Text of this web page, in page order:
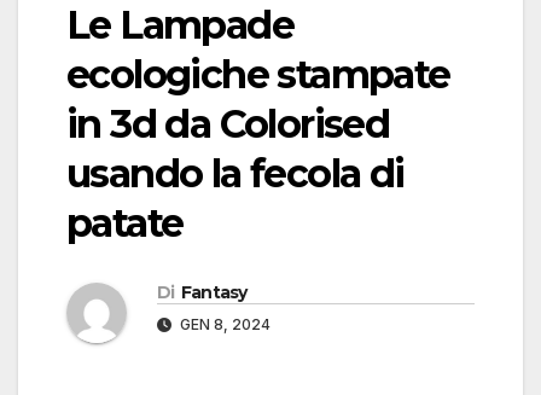
Le Lampade
ecologiche stampate
in 3d da Colorised
usando la fecola di
patate
Di Fantasy
GEN 8, 2024